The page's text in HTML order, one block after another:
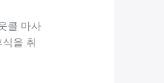
콜 마사
을 취